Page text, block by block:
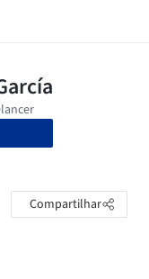
Compartilhar